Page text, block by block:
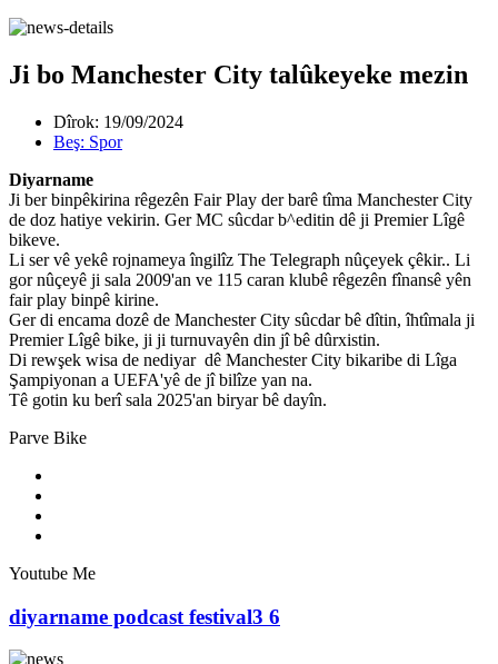
Ji bo Manchester City talûkeyeke mezin
Dîrok: 19/09/2024
Beş: Spor
Diyarname
Ji ber binpêkirina rêgezên Fair Play der barê tîma Manchester City
de doz hatiye vekirin. Ger MC sûcdar b^editin dê ji Premier Lîgê
bikeve.
Li ser vê yekê rojnameya îngilîz The Telegraph nûçeyek çêkir.. Li
gor nûçeyê ji sala 2009'an ve 115 caran klubê rêgezên fînansê yên
fair play binpê kirine.
Ger di encama dozê de Manchester City sûcdar bê dîtin, îhtîmala ji
Premier Lîgê bike, ji ji turnuvayên din jî bê dûrxistin.
Di rewşek wisa de nediyar dê Manchester City bikaribe di Lîga
Şampiyonan a UEFA'yê de jî bilîze yan na.
Tê gotin ku berî sala 2025'an biryar bê dayîn.
Parve Bike
Youtube Me
diyarname podcast festival3 6